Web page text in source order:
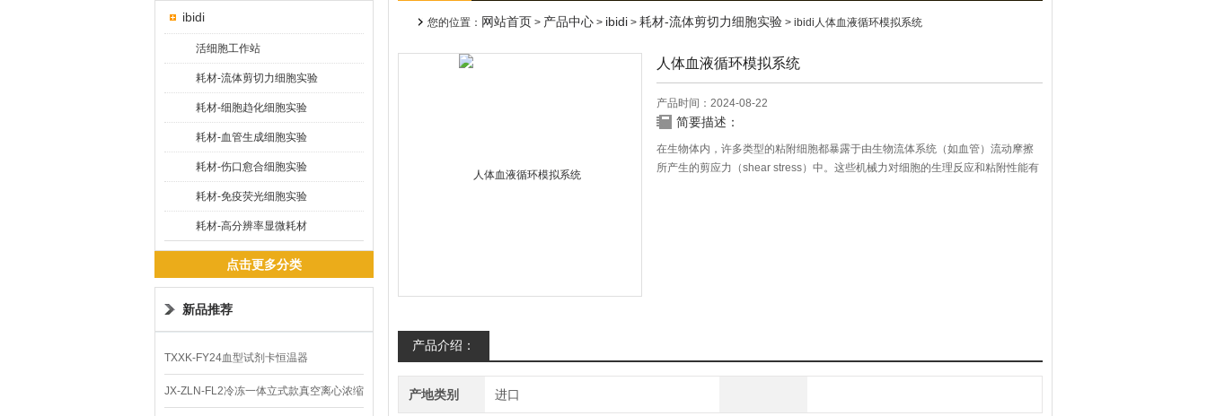
ibidi
活细胞工作站
耗材-流体剪切力细胞实验
耗材-细胞趋化细胞实验
耗材-血管生成细胞实验
耗材-伤口愈合细胞实验
耗材-免疫荧光细胞实验
耗材-高分辨率显微耗材
点击更多分类
新品推荐
TXXK-FY24血型试剂卡恒温器
JX-ZLN-FL2冷冻一体立式款真空离心浓缩
您的位置： 网站首页 > 产品中心 > ibidi > 耗材-流体剪切力细胞实验 > ibidi人体血液循环模拟系统
人体血液循环模拟系统
产品时间：2024-08-22
简要描述：
在生物体内，许多类型的粘附细胞都暴露于由生物流体系统（如血管）流动摩擦
所产生的剪应力（shear stress）中。这些机械力对细胞的生理反应和粘附性能有
产品介绍：
产地类别 进口